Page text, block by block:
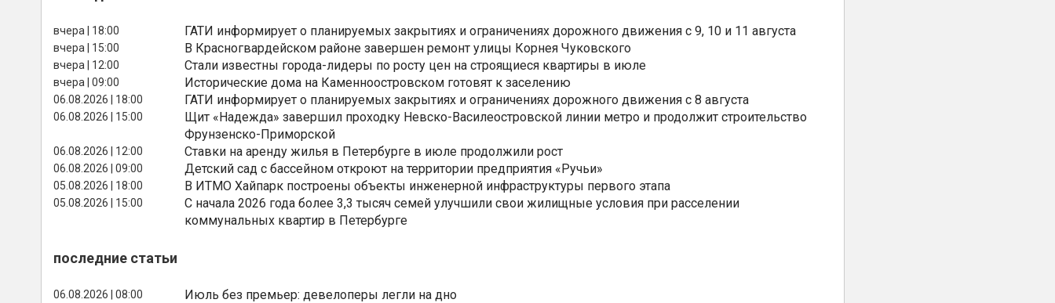
вчера | 18:00 ГАТИ информирует о планируемых закрытиях и ограничениях дорожного движения с 9, 10 и 11 августа
вчера | 15:00 В Красногвардейском районе завершен ремонт улицы Корнея Чуковского
вчера | 12:00 Стали известны города-лидеры по росту цен на строящиеся квартиры в июле
вчера | 09:00 Исторические дома на Каменноостровском готовят к заселению
06.08.2026 | 18:00 ГАТИ информирует о планируемых закрытиях и ограничениях дорожного движения с 8 августа
06.08.2026 | 15:00
Щит «Надежда» завершил проходку Невско-Василеостровской линии метро и продолжит строительство
Фрунзенско-Приморской
06.08.2026 | 12:00 Ставки на аренду жилья в Петербурге в июле продолжили рост
06.08.2026 | 09:00 Детский сад с бассейном откроют на территории предприятия «Ручьи»
05.08.2026 | 18:00 В ИТМО Хайпарк построены объекты инженерной инфраструктуры первого этапа
05.08.2026 | 15:00
С начала 2026 года более 3,3 тысяч семей улучшили свои жилищные условия при расселении
коммунальных квартир в Петербурге
последние статьи
06.08.2026 | 08:00 Июль без премьер: девелоперы легли на дно